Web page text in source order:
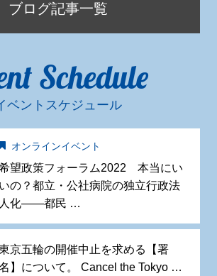
ブログ記事一覧
Schedule
ベントスケジュール
オンラインイベント
望政策フォーラム2022 本当にい
いの？都立・公社病院の独立行政法
人化——都民 …
京五輪の開催中止を求める【署
】について。 Cancel the Tokyo …